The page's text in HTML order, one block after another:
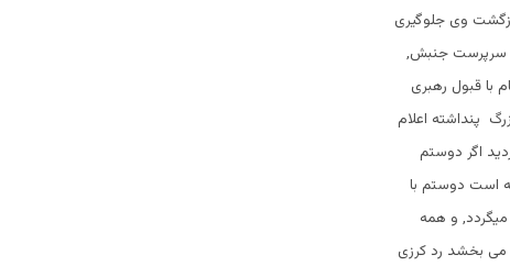
وی جلوگیری
سرپرست جنبش,
با قبول رهبری
پنداشته اعلام
اگر دوستم
است دوستم با
و همه
می بخشد رد کرزی